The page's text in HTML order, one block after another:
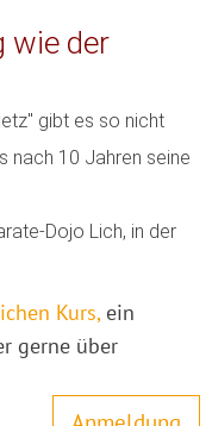
wie der
gibt es so nicht
nach 10 Jahren seine
Dojo Lich, in der
Kurs, ein
gerne über